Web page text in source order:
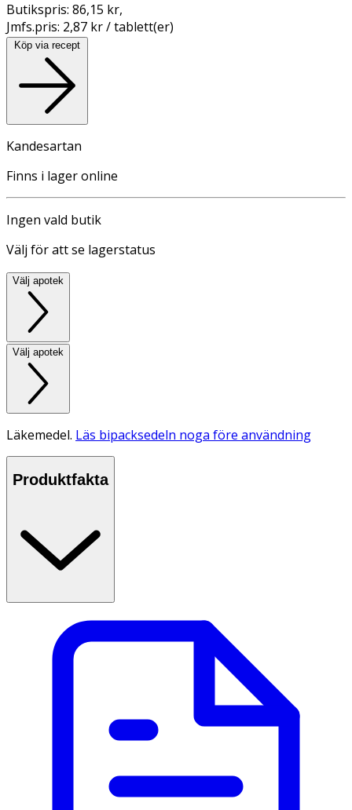
Butikspris: 86,15 kr,
Jmfs.pris: 2,87 kr / tablett(er)
Köp via recept
Kandesartan
Finns i lager online
Ingen vald butik
Välj för att se lagerstatus
Välj apotek
Välj apotek
Läkemedel. Läs bipacksedeln noga före användning
Produktfakta